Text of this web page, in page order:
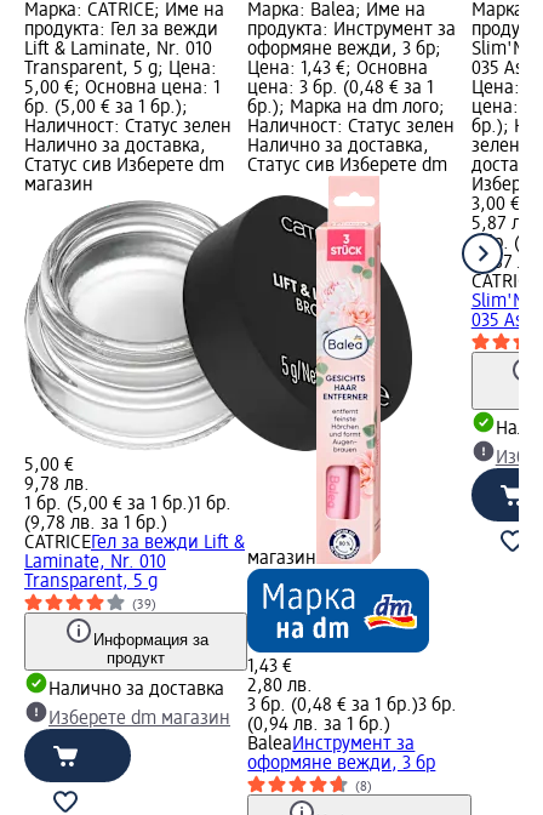
Марка: CATRICE; Име на
продукта: Гел за вежди
Lift & Laminate, Nr. 010
Transparent, 5 g; Цена:
5,00 €; Основна цена: 1
бр. (5,00 € за 1 бр.);
Наличност: Статус зелен
Налично за доставка,
Статус сив Изберете dm
магазин
5,00 €
9,78 лв.
1 бр. (5,00 € за 1 бр.)1 бр.
(9,78 лв. за 1 бр.)
CATRICEГел за вежди Lift &
Laminate, Nr. 010
Transparent, 5 g
(39)
Информация за
продукт
Налично за доставка
Изберете dm магазин
Марка: Balea; Име на
продукта: Инструмент за
оформяне вежди, 3 бр;
Цена: 1,43 €; Основна
цена: 3 бр. (0,48 € за 1
бр.); Марка на dm лого;
Наличност: Статус зелен
Налично за доставка,
Статус сив Изберете dm
магазин
1,43 €
2,80 лв.
3 бр. (0,48 € за 1 бр.)3 бр.
(0,94 лв. за 1 бр.)
BaleaИнструмент за
оформяне вежди, 3 бр
(8)
Марка:
035 Ash
Цена:
цена: 1
бр.);
зелен
3,00 €
5,87 лв.
1 бр.
(5,87
CATRICE
035